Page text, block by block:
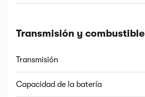
Transmisión y combustible
Transmisión
Capacidad de la batería